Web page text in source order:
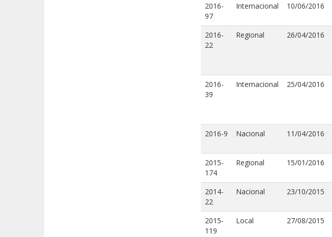
2016-
97
Internacional 10/06/2016
2016-
22
Regional 26/04/2016
2016-
39
Internacional 25/04/2016
2016-9 Nacional 11/04/2016
2015-
174
Regional 15/01/2016
2014-
22
Nacional 23/10/2015
2015-
119
Local 27/08/2015